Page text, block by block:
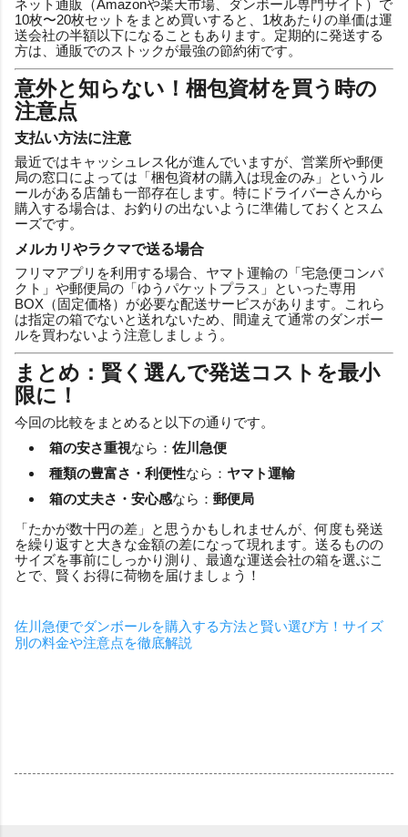
ネット通販（Amazonや楽天市場、ダンボール専門サイト）で
10枚〜20枚セットをまとめ買いすると、1枚あたりの単価は運
送会社の半額以下になることもあります。定期的に発送する
方は、通販でのストックが最強の節約術です。
意外と知らない！梱包資材を買う時の
注意点
支払い方法に注意
最近ではキャッシュレス化が進んでいますが、営業所や郵便
局の窓口によっては「梱包資材の購入は現金のみ」というル
ールがある店舗も一部存在します。特にドライバーさんから
購入する場合は、お釣りの出ないように準備しておくとスム
ーズです。
メルカリやラクマで送る場合
フリマアプリを利用する場合、ヤマト運輸の「宅急便コンパ
クト」や郵便局の「ゆうパケットプラス」といった専用
BOX（固定価格）が必要な配送サービスがあります。これら
は指定の箱でないと送れないため、間違えて通常のダンボー
ルを買わないよう注意しましょう。
まとめ：賢く選んで発送コストを最小
限に！
今回の比較をまとめると以下の通りです。
箱の安さ重視なら： 佐川急便
種類の豊富さ・利便性なら： ヤマト運輸
箱の丈夫さ・安心感なら： 郵便局
「たかが数十円の差」と思うかもしれませんが、何度も発送
を繰り返すと大きな金額の差になって現れます。送るものの
サイズを事前にしっかり測り、最適な運送会社の箱を選ぶこ
とで、賢くお得に荷物を届けましょう！
佐川急便でダンボールを購入する方法と賢い選び方！サイズ
別の料金や注意点を徹底解説